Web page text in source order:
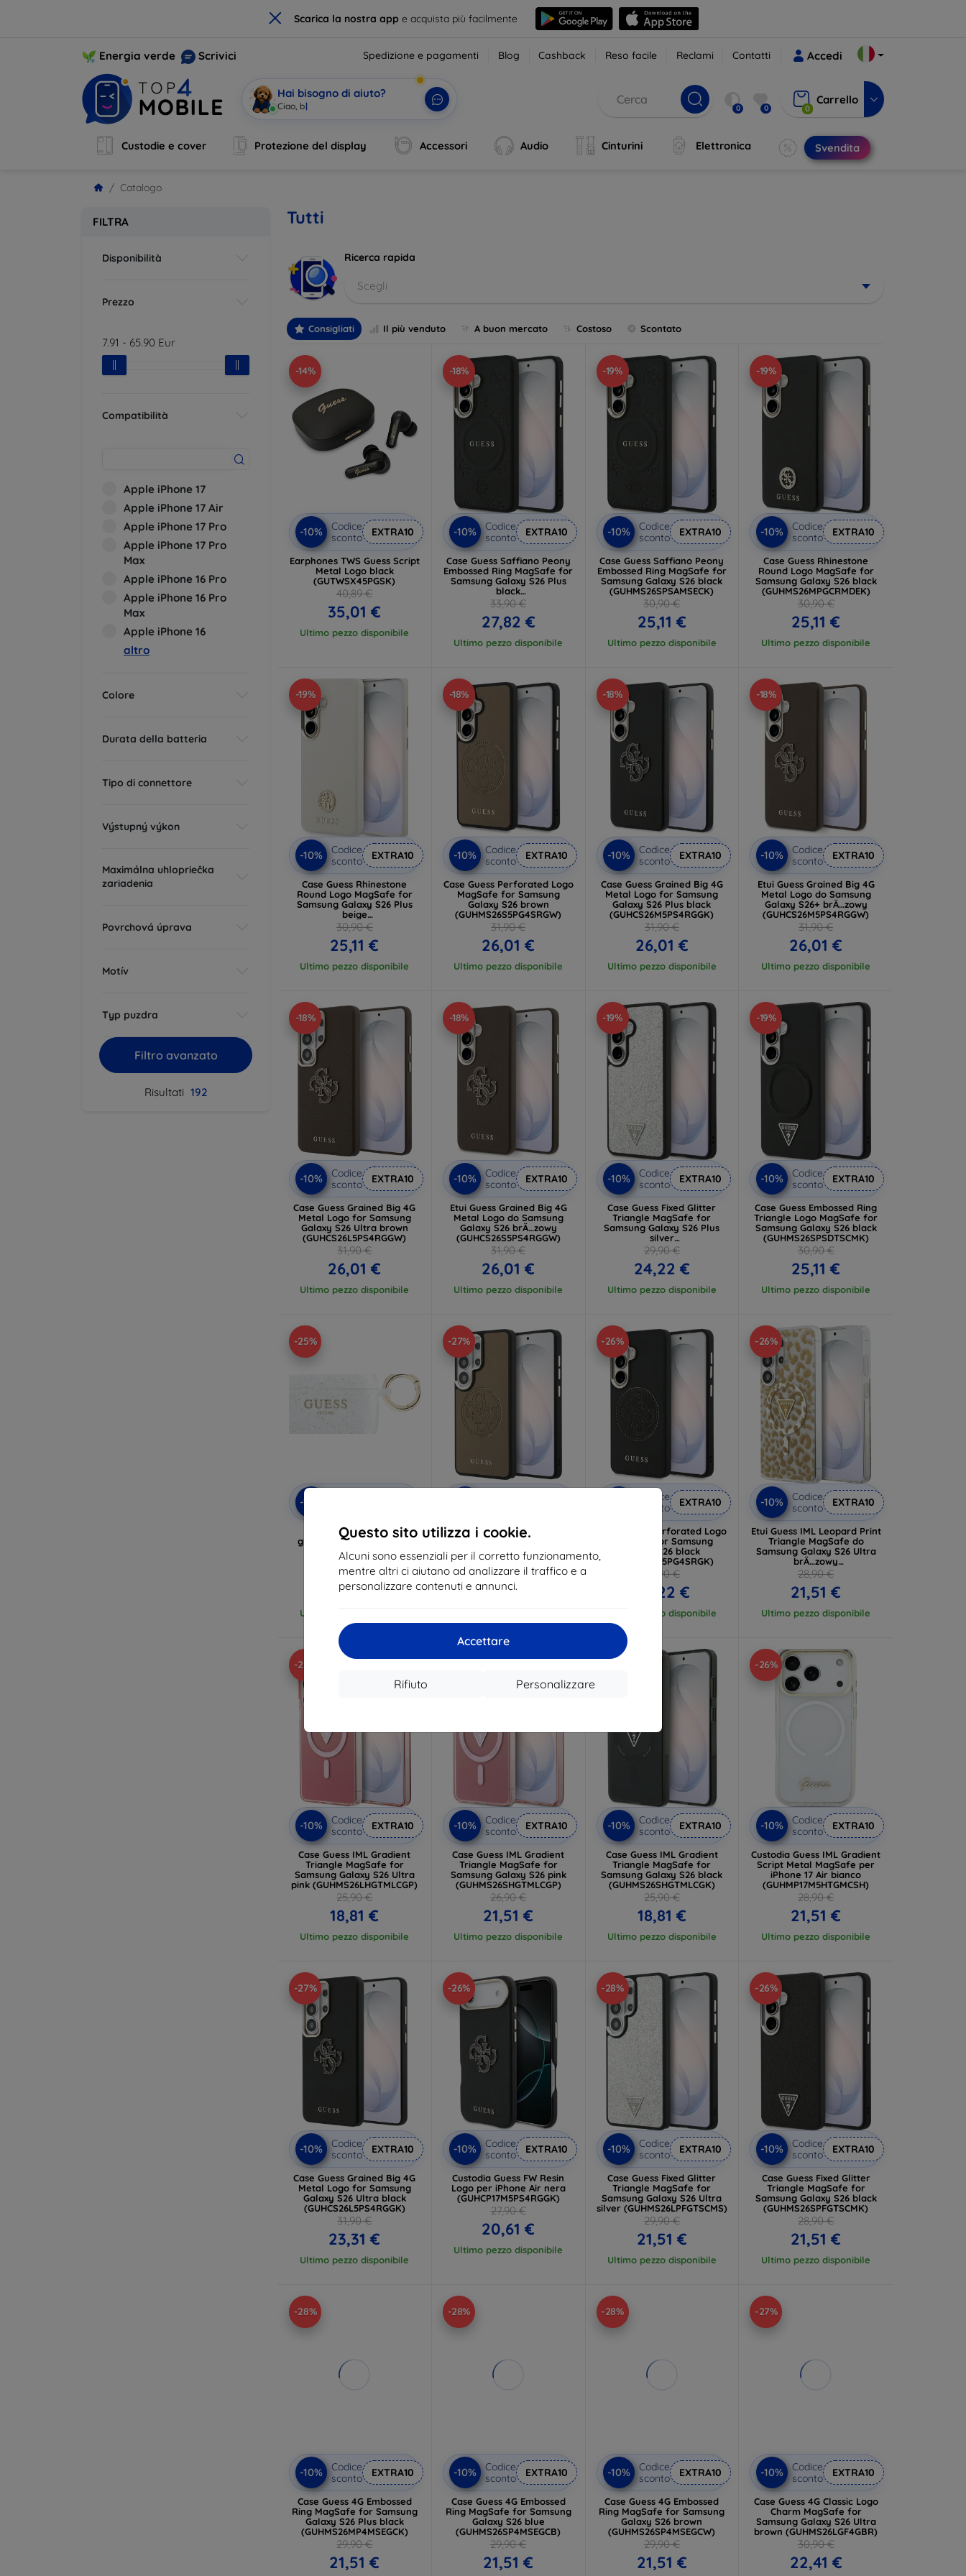
× Scarica la nostra appe acquista più facilmente
Questo sito utilizza i cookie.
Alcuni sono essenziali per il corretto funzionamento,
mentre altri ci aiutano ad analizzare il traffico e a
personalizzare contenuti e annunci.
Accettare
Personalizzare
Rifiuto
Energia verde Scrivici Spedizione e pagamenti Blog Cashback Reso facile Reclami Contatti Accedi
Hai bisogno di aiuto?
Sono Mobi, il tu 0 0 0
Carrello
Custodie e cover Protezione del display Accessori Audio Cinturini Elettronica Svendita
Catalogo
FILTRA
Disponibilità
Prezzo
7.91 - 65.90 Eur
Compatibilità
Apple iPhone 17
Apple iPhone 17 Air
Apple iPhone 17 Pro
Apple iPhone 17 Pro
Max
Apple iPhone 16 Pro
Apple iPhone 16 Pro
Max
Apple iPhone 16
altro
Colore
Durata della batteria
Tipo di connettore
Výstupný výkon
Maximálna uhlopriečka
zariadenia
Povrchová úprava
Motív
Typ puzdra
Filtro avanzato
Risultati 192
Tutti
Ricerca rapida
Scegli
Consigliati Il più venduto A buon mercato Costoso Scontato
-14%
-10%
Codice
sconto
EXTRA10
Earphones TWS Guess Script
Metal Logo black
(GUTWSX45PGSK)
40,89 €
35,01 €
Ultimo pezzo disponibile
-18%
-10%
Codice
sconto
EXTRA10
Case Guess Saffiano Peony
Embossed Ring MagSafe for
Samsung Galaxy S26 Plus
black
(GUHMS26MPSAMSECK)
33,90 €
27,82 €
Ultimo pezzo disponibile
-19%
-10%
Codice
sconto
EXTRA10
Case Guess Saffiano Peony
Embossed Ring MagSafe for
Samsung Galaxy S26 black
(GUHMS26SPSAMSECK)
30,90 €
25,11 €
Ultimo pezzo disponibile
-19%
-10%
Codice
sconto
EXTRA10
Case Guess Rhinestone
Round Logo MagSafe for
Samsung Galaxy S26 black
(GUHMS26MPGCRMDEK)
30,90 €
25,11 €
Ultimo pezzo disponibile
-19%
-10%
Codice
sconto
EXTRA10
Case Guess Rhinestone
Round Logo MagSafe for
Samsung Galaxy S26 Plus
beige
(GUHMS26MPGCRMDEE)
30,90 €
25,11 €
Ultimo pezzo disponibile
-18%
-10%
Codice
sconto
EXTRA10
Case Guess Perforated Logo
MagSafe for Samsung
Galaxy S26 brown
(GUHMS26S5PG4SRGW)
31,90 €
26,01 €
Ultimo pezzo disponibile
-18%
-10%
Codice
sconto
EXTRA10
Case Guess Grained Big 4G
Metal Logo for Samsung
Galaxy S26 Plus black
(GUHCS26M5PS4RGGK)
31,90 €
26,01 €
Ultimo pezzo disponibile
-18%
-10%
Codice
sconto
EXTRA10
Etui Guess Grained Big 4G
Metal Logo do Samsung
Galaxy S26+ brÄ…zowy
(GUHCS26M5PS4RGGW)
31,90 €
26,01 €
Ultimo pezzo disponibile
-18%
-10%
Codice
sconto
EXTRA10
Case Guess Grained Big 4G
Metal Logo for Samsung
Galaxy S26 Ultra brown
(GUHCS26L5PS4RGGW)
31,90 €
26,01 €
Ultimo pezzo disponibile
-18%
-10%
Codice
sconto
EXTRA10
Etui Guess Grained Big 4G
Metal Logo do Samsung
Galaxy S26 brÄ…zowy
(GUHCS26S5PS4RGGW)
31,90 €
26,01 €
Ultimo pezzo disponibile
-19%
-10%
Codice
sconto
EXTRA10
Case Guess Fixed Glitter
Triangle MagSafe for
Samsung Galaxy S26 Plus
silver
(GUHMS26MPFGTSCMS)
29,90 €
24,22 €
Ultimo pezzo disponibile
-19%
-10%
Codice
sconto
EXTRA10
Case Guess Embossed Ring
Triangle Logo MagSafe for
Samsung Galaxy S26 black
(GUHMS26SPSDTSCMK)
30,90 €
25,11 €
Ultimo pezzo disponibile
-25%
-10%
Custodia in silicone
glitterata Guess Ring per
AirPods Pro 3 bianca
(GUAP3SGGEH)
17,90 €
13,41 €
Ultimo pezzo disponibile
-27%
Case Guess Perforated Logo
MagSafe for Samsung
Galaxy S26 Ultra brown
(GUHMS26L5PG4SRGW)
30,90 €
22,41 €
-26%
Codice
sconto
EXTRA10
Case Guess Perforated Logo
MagSafe for Samsung
Galaxy S26 black
(GUHMS26S5PG4SRGK)
32,90 €
24,22 €
Ultimo pezzo disponibile
-26%
-10%
Codice
sconto
EXTRA10
Etui Guess IML Leopard Print
Triangle MagSafe do
Samsung Galaxy S26 Ultra
brÄ…zowy
(GUHMS26LHLEGTGLW)
28,90 €
21,51 €
Ultimo pezzo disponibile
-27%
-10%
Codice
sconto
EXTRA10
Case Guess IML Gradient
Triangle MagSafe for
Samsung Galaxy S26 Ultra
pink (GUHMS26LHGTMLCGP)
25,90 €
18,81 €
Ultimo pezzo disponibile
-10%
Codice
sconto
EXTRA10
Case Guess IML Gradient
Triangle MagSafe for
Samsung Galaxy S26 pink
(GUHMS26SHGTMLCGP)
26,90 €
21,51 €
Ultimo pezzo disponibile
-10%
Codice
sconto
EXTRA10
Case Guess IML Gradient
Triangle MagSafe for
Samsung Galaxy S26 black
(GUHMS26SHGTMLCGK)
25,90 €
18,81 €
Ultimo pezzo disponibile
-26%
-10%
Codice
sconto
EXTRA10
Custodia Guess IML Gradient
Script Metal MagSafe per
iPhone 17 Air bianco
(GUHMP17M5HTGMCSH)
28,90 €
21,51 €
Ultimo pezzo disponibile
-27%
-10%
Codice
sconto
EXTRA10
Case Guess Grained Big 4G
Metal Logo for Samsung
Galaxy S26 Ultra black
(GUHCS26L5PS4RGGK)
31,90 €
23,31 €
Ultimo pezzo disponibile
-26%
-10%
Codice
sconto
EXTRA10
Custodia Guess FW Resin
Logo per iPhone Air nera
(GUHCP17M5PS4RGGK)
27,90 €
20,61 €
Ultimo pezzo disponibile
-28%
-10%
Codice
sconto
EXTRA10
Case Guess Fixed Glitter
Triangle MagSafe for
Samsung Galaxy S26 Ultra
silver (GUHMS26LPFGTSCMS)
29,90 €
21,51 €
Ultimo pezzo disponibile
-26%
-10%
Codice
sconto
EXTRA10
Case Guess Fixed Glitter
Triangle MagSafe for
Samsung Galaxy S26 black
(GUHMS26SPFGTSCMK)
28,90 €
21,51 €
Ultimo pezzo disponibile
-28%
-10%
Codice
sconto
EXTRA10
Case Guess 4G Embossed
Ring MagSafe for Samsung
Galaxy S26 Plus black
(GUHMS26MP4MSEGCK)
29,90 €
21,51 €
-28%
-10%
Codice
sconto
EXTRA10
Case Guess 4G Embossed
Ring MagSafe for Samsung
Galaxy S26 blue
(GUHMS26SP4MSEGCB)
29,90 €
21,51 €
-28%
-10%
Codice
sconto
EXTRA10
Case Guess 4G Embossed
Ring MagSafe for Samsung
Galaxy S26 brown
(GUHMS26SP4MSEGCW)
29,90 €
21,51 €
-27%
-10%
Codice
sconto
EXTRA10
Case Guess 4G Classic Logo
Charm MagSafe for
Samsung Galaxy S26 Ultra
brown (GUHMS26LGF4GBR)
30,90 €
22,41 €